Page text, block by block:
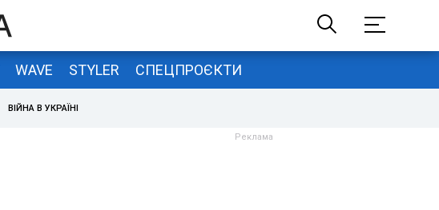
WAVE STYLER СПЕЦПРОЄКТИ
ВІЙНА В УКРАЇНІ